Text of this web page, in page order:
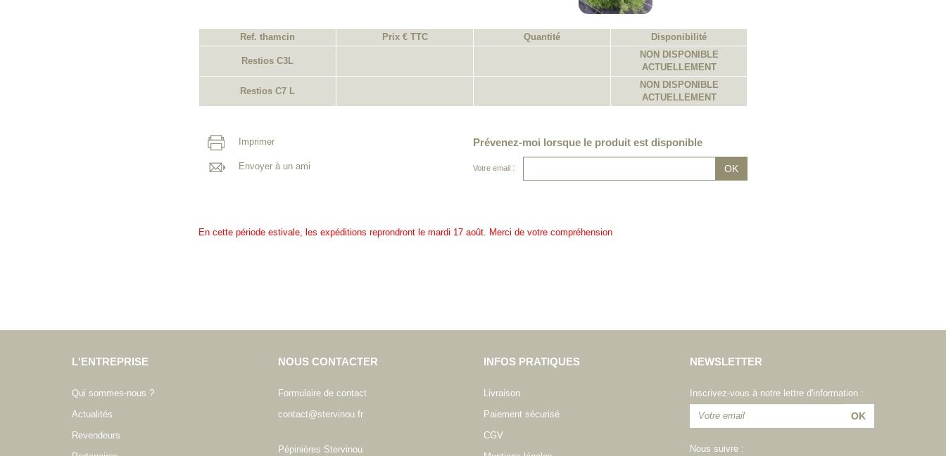
Ref. thamcin Prix € TTC Quantité Disponibilité
Restios C3L
NON DISPONIBLE
ACTUELLEMENT
Restios C7 L
NON DISPONIBLE
ACTUELLEMENT
Imprimer
Envoyer à un ami
Prévenez-moi lorsque le produit est disponible
Votre email :
En cette période estivale, les expéditions reprondront le mardi 17 août. Merci de votre compréhension
L'ENTREPRISE
Qui sommes-nous ?
Actualités
Revendeurs
NOUS CONTACTER
Formulaire de contact
contact@stervinou.fr
Pépinières Stervinou
INFOS PRATIQUES
Livraison
Paiement sécurisé
CGV
NEWSLETTER
Inscrivez-vous à notre lettre d'information :
Nous suivre :